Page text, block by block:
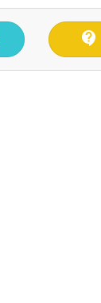
contact_support